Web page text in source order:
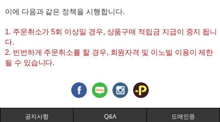
이에 다음과 같은 정책을 시행합니다.
1. 주문취소가 5회 이상일 경우, 상품구매 적립금 지급이 중지 됩니
다.
2. 빈번하게 주문취소를 할 경우, 회원자격 및 이노빌 이용이 제한
될 수 있습니다.
공지사항 Q&A 도매인증